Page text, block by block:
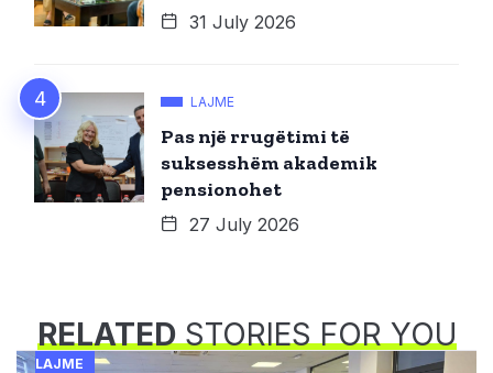
31 July 2026
LAJME
Pas një rrugëtimi të
suksesshëm akademik
pensionohet
27 July 2026
RELATEDSTORIES FOR YOU
LAJME